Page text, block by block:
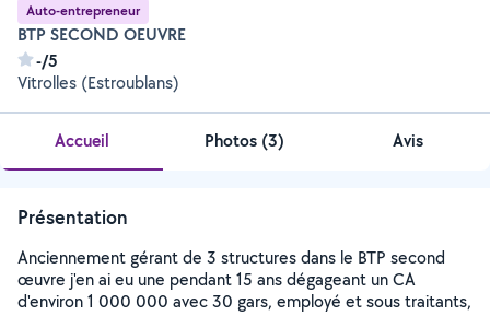
Auto-entrepreneur
BTP SECOND OEUVRE
-/5
Vitrolles (Estroublans)
Accueil Photos (3) Avis
Présentation
Anciennement gérant de 3 structures dans le BTP second
œuvre j'en ai eu une pendant 15 ans dégageant un CA
d'environ 1 000 000 avec 30 gars, employé et sous traitants,